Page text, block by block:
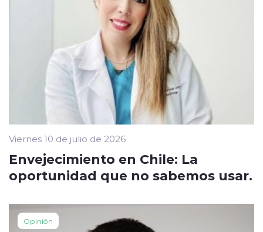
Viernes 10 de julio de 2026
Envejecimiento en Chile: La
oportunidad que no sabemos usar.
Opinión